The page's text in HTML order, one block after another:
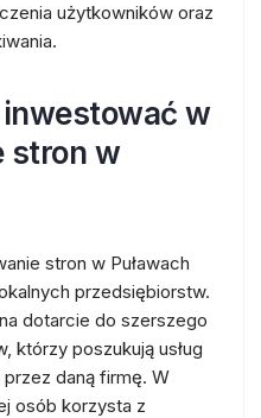
użytkowników oraz
w
stron w
stron w Puławach
przedsiębiorstw.
dotarcie do szerszego
którzy poszukują usług
daną firmę. W
osób korzysta z